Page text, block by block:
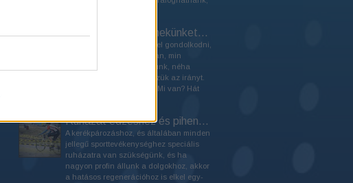
Hogy kíméljük a fenekünket? Válasszunk megfelelő nyerget!
Bonyolult dolog más fejével gondolkodni,
vajon mi járhat az agyában, min
álmélkodhat? Néha rájövünk, néha
mellétrafálunk, néha érezzük az irányt.
De más fenekével érezni? Mi van? Hát
Ruházat edzéshez és pihenéshez, sör mellé
A kerékpározáshoz, és általában minden
jellegű sporttevékenységhez speciális
ruházatra van szükségünk, és ha
nagyon profin állunk a dolgokhoz, akkor
a hatásos regenerációhoz is elkel egy-